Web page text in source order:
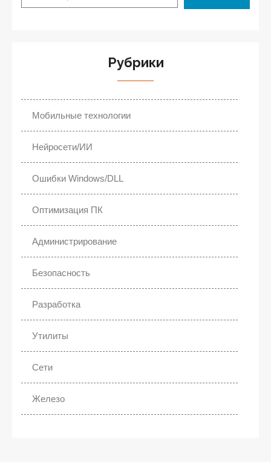
Рубрики
Мобильные технологии
Нейросети/ИИ
Ошибки Windows/DLL
Оптимизация ПК
Администрирование
Безопасность
Разработка
Утилиты
Сети
Железо